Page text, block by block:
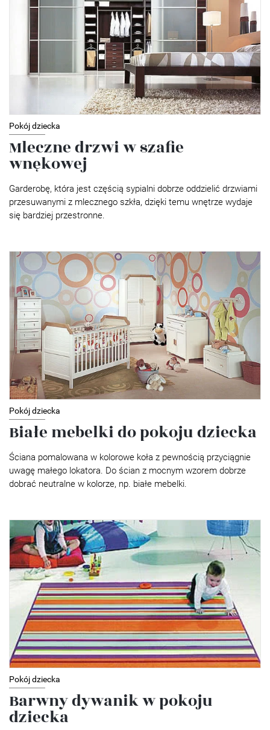
Pokój dziecka
Mleczne drzwi w szafie
wnękowej
Garderobę, która jest częścią sypialni dobrze oddzielić drzwiami
przesuwanymi z mlecznego szkła, dzięki temu wnętrze wydaje
się bardziej przestronne.
Pokój dziecka
Białe mebelki do pokoju dziecka
Ściana pomalowana w kolorowe koła z pewnością przyciągnie
uwagę małego lokatora. Do ścian z mocnym wzorem dobrze
dobrać neutralne w kolorze, np. białe mebelki.
Pokój dziecka
Barwny dywanik w pokoju
dziecka